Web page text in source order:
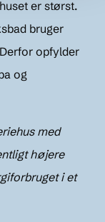
er størst.
bruger
opfylder
og
med
højere
i et